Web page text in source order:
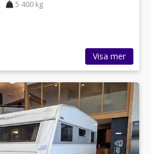
5 400 kg
Visa mer